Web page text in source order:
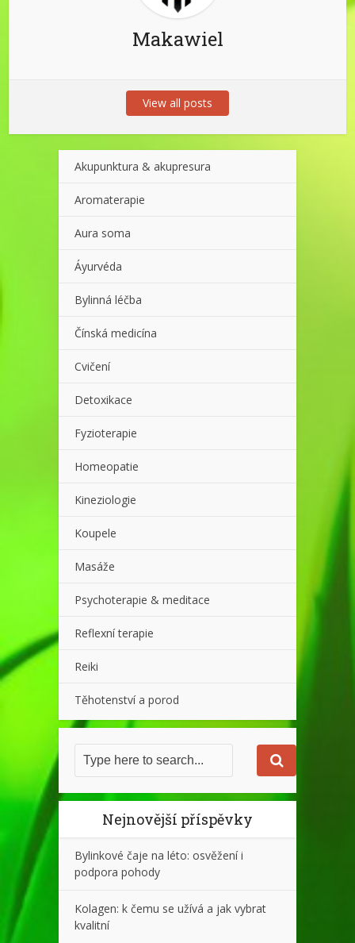
Makawiel
View all posts
Akupunktura & akupresura
Aromaterapie
Aura soma
Áyurvéda
Bylinná léčba
Čínská medicína
Cvičení
Detoxikace
Fyzioterapie
Homeopatie
Kineziologie
Koupele
Masáže
Psychoterapie & meditace
Reflexní terapie
Reiki
Těhotenství a porod
Nejnovější příspěvky
Bylinkové čaje na léto: osvěžení i
podpora pohody
Kolagen: k čemu se užívá a jak vybrat
kvalitní